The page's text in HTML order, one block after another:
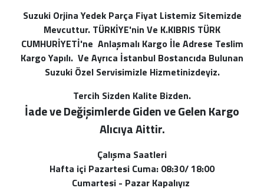
Suzuki Orjina Yedek Parça Fiyat Listemiz Sitemizde
Mevcuttur. TÜRKİYE'nin Ve K.KIBRIS TÜRK
CUMHURİYETİ'ne Anlaşmalı Kargo İle Adrese Teslim
Kargo Yapılı. Ve Ayrıca İstanbul Bostancıda Bulunan
Suzuki Özel Servisimizle Hizmetinizdeyiz.
Tercih Sizden Kalite Bizden.
İade ve Değişimlerde Giden ve Gelen Kargo
Alıcıya Aittir.
Çalışma Saatleri
Hafta içi Pazartesi Cuma: 08:30/ 18:00
Cumartesi - Pazar Kapalıyız